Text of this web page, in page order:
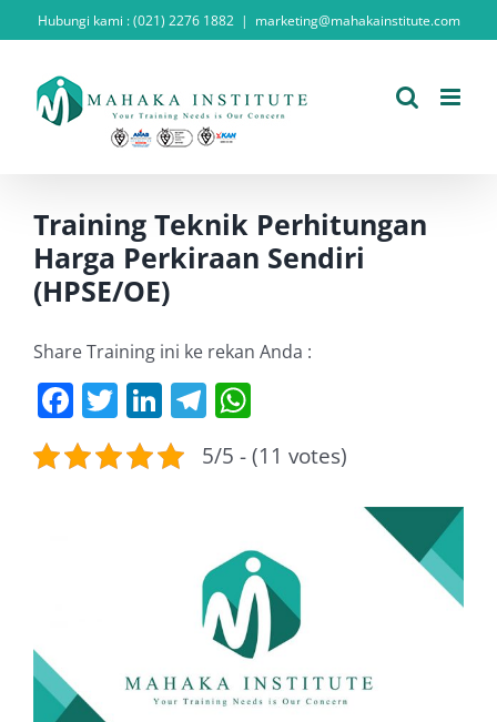
to
Hubungi kami : (021) 2276 1882 | marketing@mahakainstitute.com
Training Teknik Perhitungan
Harga Perkiraan Sendiri
(HPSE/OE)
Share Training ini ke rekan Anda :
Facebook
Twitter
LinkedIn
Telegram
5/5 - (11 votes)